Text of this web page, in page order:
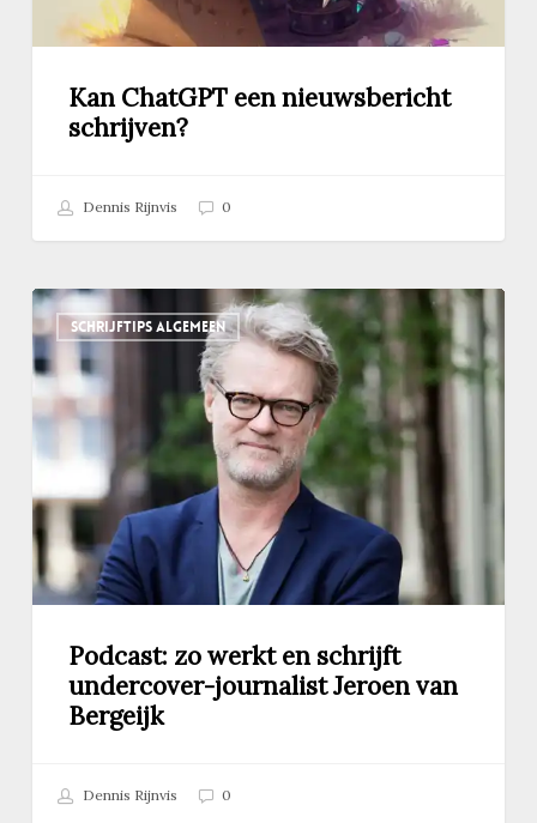
Kan ChatGPT een nieuwsbericht
schrijven?
Dennis Rijnvis 0
SCHRIJFTIPS ALGEMEEN
Podcast:
zo
werkt
en
schrijft
journalist
Jeroen
van
Bergeijk
Podcast: zo werkt en schrijft
undercover-journalist Jeroen van
Bergeijk
Dennis Rijnvis 0